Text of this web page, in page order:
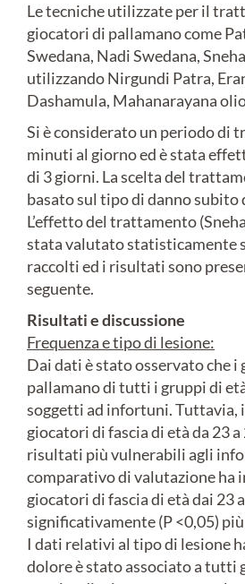
Le tecniche utilizzate per il
giocatori di pallamano come
Swedana, Nadi Swedana,
utilizzando Nirgundi Patra,
Dashamula, Mahanarayana
Si è considerato un periodo di
minuti al giorno ed è stata
di 3 giorni. La scelta del
basato sul tipo di danno subito
L’effetto del trattamento
stata valutato statisticamente
raccolti ed i risultati sono
seguente.
Risultati e discussione
Frequenza e tipo di lesione:
Dai dati è stato osservato che i
pallamano di tutti i gruppi di
soggetti ad infortuni. Tuttavia,
giocatori di fascia di età da 23 a
risultati più vulnerabili agli
comparativo di valutazione ha
giocatori di fascia di età dai 23
significativamente (P <0,05)
I dati relativi al tipo di lesione
dolore è stato associato a tutti